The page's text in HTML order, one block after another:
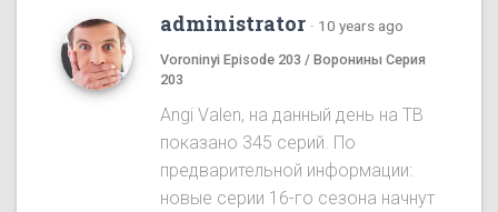
administrator · 10 years ago
Voroninyi Episode 203 / Воронины Серия
203
Angi Valen, на данный день на ТВ
показано 345 серий. По
предварительной информации:
новые серии 16-го сезона начнут